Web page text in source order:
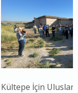
Kültepe İçin